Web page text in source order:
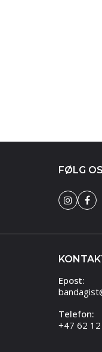
FØLG
Epost:
Telefon:
+47 62